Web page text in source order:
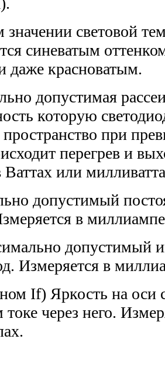
световой
синеватым
даже красноватым.
допустимая
которую
при
перегрев и
Ваттах или
допустимый
в
допустимый
Измеряется в
If) Яркость на оси
через него.